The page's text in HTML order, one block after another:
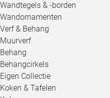
Wandtegels & -borden
Wandornamenten
Verf & Behang
Muurverf
Behang
Behangcirkels
Eigen Collectie
Koken & Tafelen